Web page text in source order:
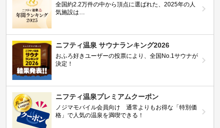
全国約2.2万件の中から頂点に選ばれた、2025年の人
気施設は…
ニフティ温泉 サウナランキング2026
おふろ好きユーザーの投票により、全国No.1サウナが
決定！
ニフティ温泉プレミアムクーポン
ノジマモバイル会員向け 通常よりもお得な「特別価
格」で人気の温泉を満喫できる！